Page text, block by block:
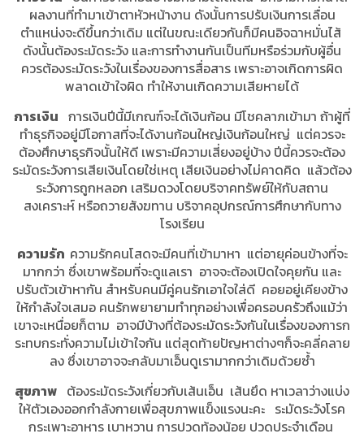
ผลงานที่ทำมาเข้าตาหัวหน้างาน ดังนั้นการปรับเงินการเลื่อน
ตำแหน่งจะดีขึ้นกว่าเดิม แต่ในขณะเดียวกันก็มีคนอิจฉาหมั่นไส้
ดังนั้นต้องระมัดระวัง และการทำงานกันเป็นทีมหรือร่วมกับผู้อื่น
ควรต้องระมัดระวังในเรื่องของการสื่อสาร เพราะอาจเกิดการผิด
พลาดเข้าใจผิด ทำให้งานเกิดความเสียหายได้
การเงิน การเงินปีนี้มีเกณฑ์จะได้เงินก้อน มีโชคลาภเข้ามา ถ้าผู้ที่
ทำธุรกิจอยู่มีโอกาสที่จะได้งานก้อนใหญ่เงินก้อนใหญ่ แต่ควรจะ
ต้องศึกษาธุรกิจนั้นให้ดี เพราะมีความเสี่ยงอยู่บ้าง ปีนี้ควรจะต้อง
ระมัดระวังการเสียเงินโดยใช่เหตุ เสียเงินอย่างไม่คาดคิด แล้วต้อง
ระวังการถูกหลอก เสริมดวงโดยบริจาคทรัพย์ให้กับสถาน
สงเคราะห์ หรือถวายสังฆทาน บริจาคอุปกรณ์การศึกษากับทาง
โรงเรียน
ความรัก ความรักคนโสดจะมีคนที่เข้ามาหา แต่อายุค่อนข้างที่จะ
มากกว่า ซึ่งเขาพร้อมที่จะดูแลเรา อาจจะต้องเปิดใจคุยกัน และ
ปรับตัวเข้าหากัน สำหรับคนมีคู่คนรักเอาใจใส่ดี คอยอยู่เคียงข้าง
ให้กำลังใจเสมอ คนรักพยายามทำทุกอย่างเพื่อครอบครัวถึงแม้ว่า
เขาจะเหนื่อยก็ตาม อาจมีบ้างที่ต้องระมัดระวังกันในเรื่องของการก
ระทบกระทั่งความไม่เข้าใจกัน แต่สุดท้ายปัญหาต่างๆก็จะคลี่คลาย
ลง ซึ่งเขาอาจจะกลับมาเอ็นดูเรามากกว่าเดิมด้วยซ้ำ
สุขภาพ ต้องระมัดระวังเกี่ยวกับเส้นเอ็น เส้นยึด หาเวลาว่างแบ่ง
ให้ตัวเองออกกำลังกายเพื่อสุขภาพแข็งแรงนะคะ ระมัดระวังโรค
กระเพาะอาหาร เบาหวาน การปวดท้องน้อย ปวดประจำเดือน